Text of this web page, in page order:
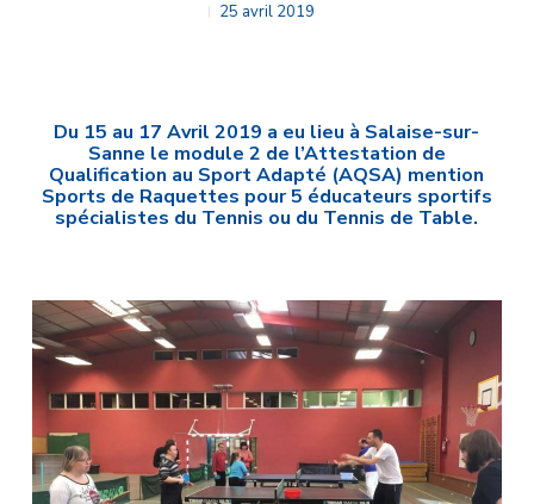
25 avril 2019
Du 15 au 17 Avril 2019 a eu lieu à Salaise-sur-
Sanne le module 2 de l’Attestation de
Qualification au Sport Adapté (AQSA) mention
Sports de Raquettes pour 5 éducateurs sportifs
spécialistes du Tennis ou du Tennis de Table.